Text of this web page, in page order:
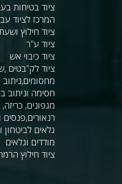
ציוד בטיחות
המרכז לציוד
ציוד חילוץ
ציוד ע"ר
ציוד כיבוי אש
ציוד לק"בטים
מחסומים,ניתוב
חסימה וניתוב
מגפונים,
רנאורים,פנסים
גלאים
מודדים וגלאים
ציוד חילוץ